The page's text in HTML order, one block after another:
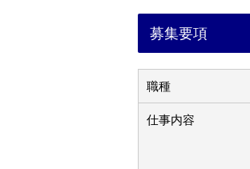
募集要項
職種
仕事内容